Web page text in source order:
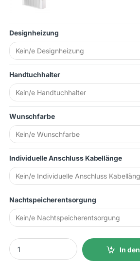
Designheizung
Handtuchhalter
Wunschfarbe
Individuelle Anschluss Kabellänge
Nachtspeicherentsorgung
1500W 99x38x8cm (LxHxT) 31 kg.
In